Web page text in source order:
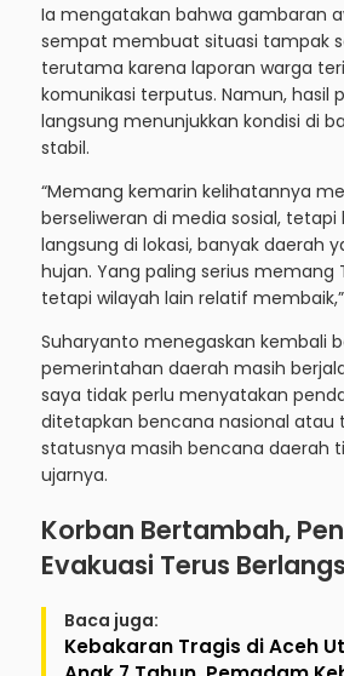
Ia mengatakan bahwa gambaran
sempat membuat situasi tampak
terutama karena laporan warga
komunikasi terputus. Namun, hasil
langsung menunjukkan kondisi di
stabil.
“Memang kemarin kelihatannya
berseliweran di media sosial,
langsung di lokasi, banyak daerah
hujan. Yang paling serius memang
tetapi wilayah lain relatif
Suharyanto menegaskan kembali
pemerintahan daerah masih
saya tidak perlu menyatakan
ditetapkan bencana nasional atau
statusnya masih bencana daerah
ujarnya.
Korban Bertambah,
Evakuasi Terus
Baca juga:
Kebakaran Tragis di Aceh